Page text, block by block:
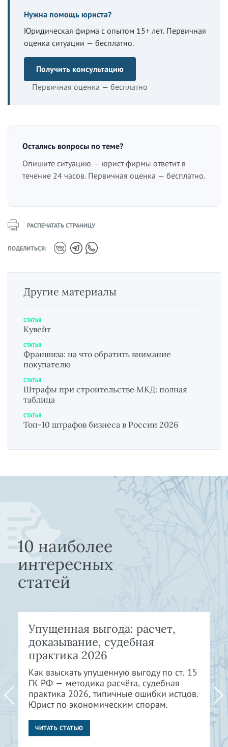
Нужна помощь юриста?
Юридическая фирма с опытом 15+ лет. Первичная
оценка ситуации — бесплатно.
Получить консультацию
Первичная оценка — бесплатно
Остались вопросы по теме?
Опишите ситуацию — юрист фирмы ответит в
течение 24 часов. Первичная оценка — бесплатно.
РАСПЕЧАТАТЬ СТРАНИЦУ
ПОДЕЛИТЬСЯ:
Другие материалы
СТАТЬЯ
Кувейт
СТАТЬЯ
Франшиза: на что обратить внимание
покупателю
СТАТЬЯ
Штрафы при строительстве МКД: полная
таблица
СТАТЬЯ
Топ-10 штрафов бизнеса в России 2026
10 наиболее
интересных
статей
Упущенная выгода: расчет,
доказывание, судебная
практика 2026
Как взыскать упущенную выгоду по ст. 15
ГК РФ — методика расчёта, судебная
практика 2026, типичные ошибки истцов.
Юрист по экономическим спорам.
ЧИТАТЬ СТАТЬЮ